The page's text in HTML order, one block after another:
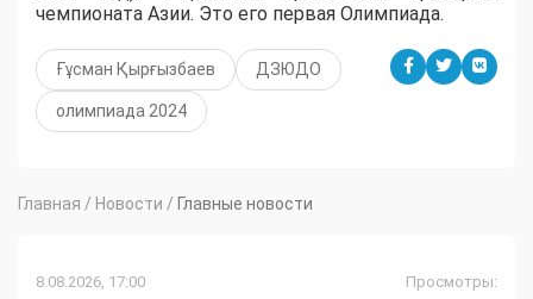
чемпионата Азии. Это его первая Олимпиада.
Ғұсман Қырғызбаев ДЗЮДО
олимпиада 2024
Главная / Новости / Главные новости
8.08.2026, 17:00 Просмотры: